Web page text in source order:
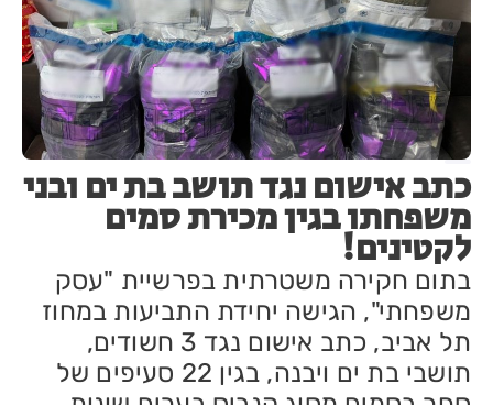
כתב אישום נגד תושב בת ים ובני
משפחתו בגין מכירת סמים
לקטינים!
בתום חקירה משטרתית בפרשיית "עסק
משפחתי", הגישה יחידת התביעות במחוז
תל אביב, כתב אישום נגד 3 חשודים,
תושבי בת ים ויבנה, בגין 22 סעיפים של